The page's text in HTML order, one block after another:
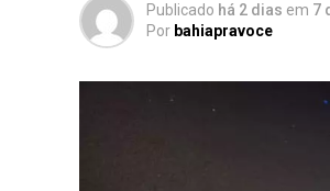
Publicado há 2 dias em 7
Por bahiapravoce